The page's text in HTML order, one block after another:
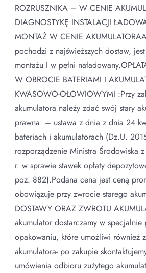
ROZRUSZNIKA – W CENIE
DIAGNOSTYKĘ INSTALACJI
MONTAŻ W CENIE
pochodzi z najświeższych dostaw,
montażu I w pełni
W OBROCIE BATERIAMI I
KWASOWO-OŁOWIOWYMI :Przy
akumulatora należy zdać swój stary
prawna: – ustawa z dnia z dnia 24
bateriach i akumulatorach (Dz.U.
rozporządzenie Ministra Środowiska
r. w sprawie stawek opłaty
poz. 882).Podana cena jest ceną
obowiązuje przy zwrocie starego
DOSTAWY ORAZ ZWROTU
akumulator dostarczamy w specjalnie
opakowaniu, które umożliwi również
akumulatora- po zakupie
umówienia odbioru zużytego